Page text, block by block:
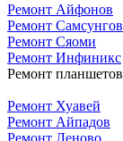
Ремонт Айфонов
Ремонт Самсунгов
Ремонт Сяоми
Ремонт Инфиникс
Ремонт планшетов
Ремонт Хуавей
Ремонт Айпадов
Ремонт Леново